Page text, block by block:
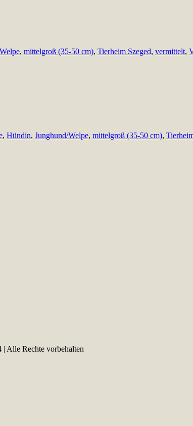
, mittelgroß (35-50 cm), Tierheim Szeged, vermittelt,
, Hündin, Junghund/Welpe, mittelgroß (35-50 cm),
Alle Rechte vorbehalten